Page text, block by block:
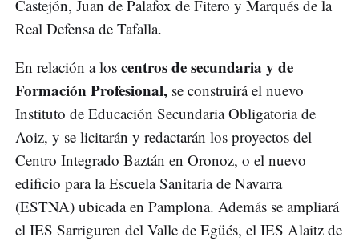
Castejón, Juan de Palafox de Fitero y Marqués de la
Real Defensa de Tafalla.
En relación a los centros de secundaria y de
Formación Profesional, se construirá el nuevo
Instituto de Educación Secundaria Obligatoria de
Aoiz, y se licitarán y redactarán los proyectos del
Centro Integrado Baztán en Oronoz, o el nuevo
edificio para la Escuela Sanitaria de Navarra
(ESTNA) ubicada en Pamplona. Además se ampliará
el IES Sarriguren del Valle de Egüés, el IES Alaitz de